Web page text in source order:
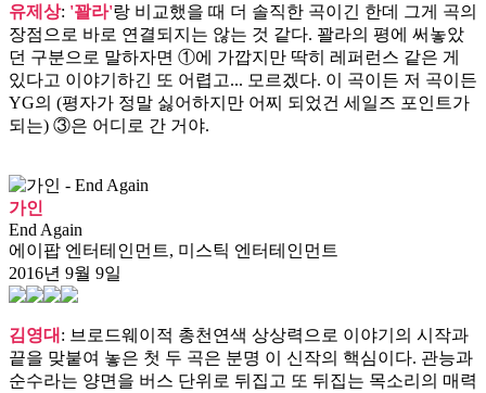
유제상: '꽐라'랑 비교했을 때 더 솔직한 곡이긴 한데 그게 곡의
장점으로 바로 연결되지는 않는 것 같다. 꽐라의 평에 써놓았
던 구분으로 말하자면 ①에 가깝지만 딱히 레퍼런스 같은 게
있다고 이야기하긴 또 어렵고... 모르겠다. 이 곡이든 저 곡이든
YG의 (평자가 정말 싫어하지만 어찌 되었건 세일즈 포인트가
되는) ③은 어디로 간 거야.
가인
End Again
에이팝 엔터테인먼트, 미스틱 엔터테인먼트
2016년 9월 9일
김영대 : 브로드웨이적 총천연색 상상력으로 이야기의 시작과
끝을 맞붙여 놓은 첫 두 곡은 분명 이 신작의 핵심이다. 관능과
순수라는 양면을 버스 단위로 뒤집고 또 뒤집는 목소리의 매력